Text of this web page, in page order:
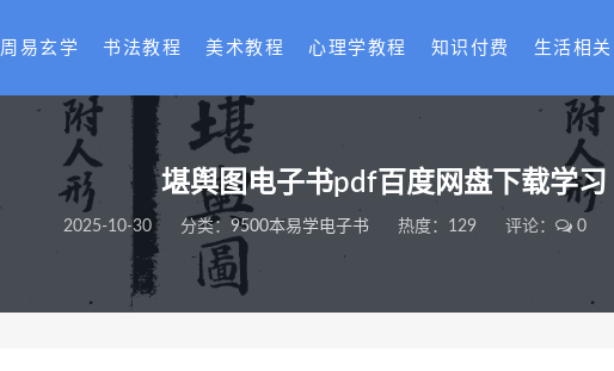
周易玄学 书法教程 美术教程 心理学教程 知识付费 生活相关
堪舆图电子书pdf百度网盘下载学习
2025-10-30 分类： 9500本易学电子书 热度：129 评论： 0